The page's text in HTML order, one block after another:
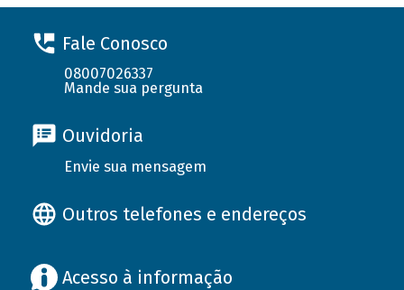
Fale Conosco
08007026337
Mande sua pergunta
Ouvidoria
Envie sua mensagem
Outros telefones e endereços
Acesso à informação